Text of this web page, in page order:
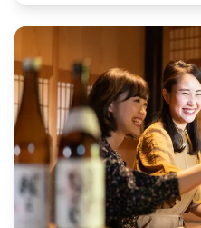
dari desain tradisional
Anda dapat memilih
dan ingin Anda coba.
yang diperlukan sudah
menikmatinya
dengan tangan kosong.
budaya dan suasana
layanan penyewaan
untuk mengenakan
kehidupan Anda dan
harap Anda akan
memiliki perjalanan yang